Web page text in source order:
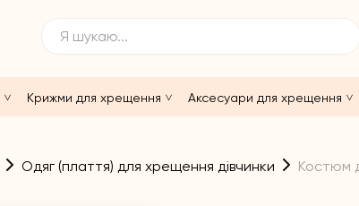
Крижми для хрещення Аксесуари для хрещення
Одяг (плаття) для хрещення дівчинки Костюм